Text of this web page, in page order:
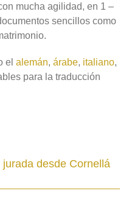
mucha agilidad, en 1 –
sencillos como
el alemán, árabe, italiano,
para la traducción
desde Cornellá